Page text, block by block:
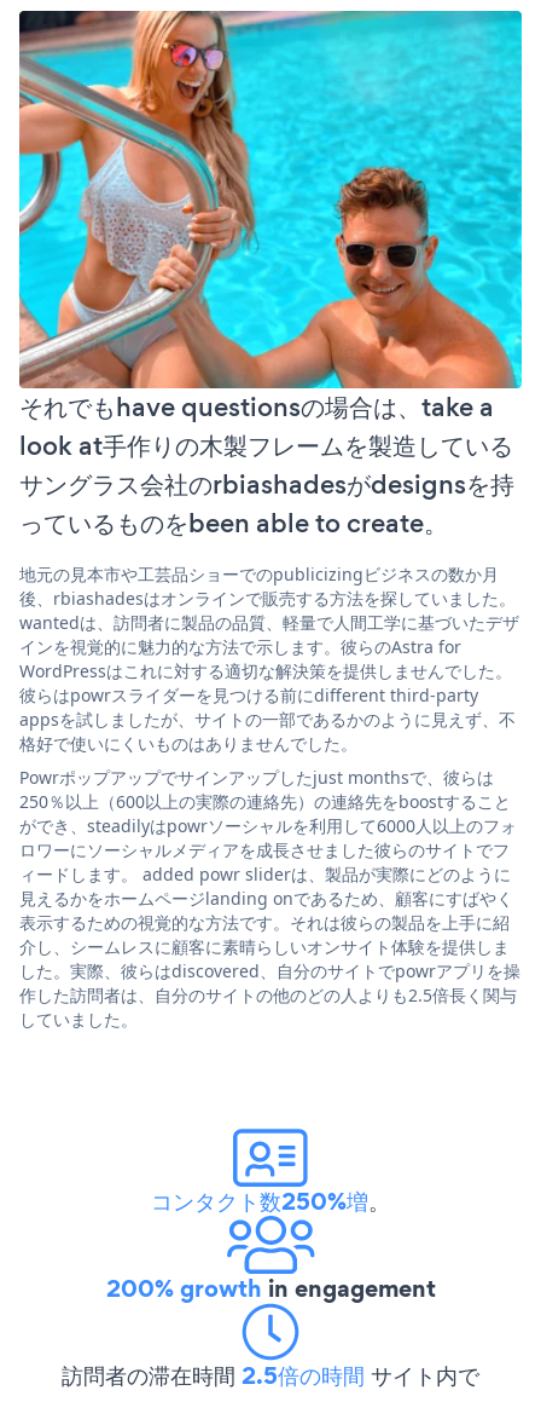
それでもhave questionsの場合は、take a
look at手作りの木製フレームを製造している
サングラス会社のrbiashadesがdesignsを持
っているものをbeen able to create。
地元の見本市や工芸品ショーでのpublicizingビジネスの数か月
後、rbiashadesはオンラインで販売する方法を探していました。
wantedは、訪問者に製品の品質、軽量で人間工学に基づいたデザ
インを視覚的に魅力的な方法で示します。彼らのAstra for
WordPressはこれに対する適切な解決策を提供しませんでした。
彼らはpowrスライダーを見つける前にdifferent third-party
appsを試しましたが、サイトの一部であるかのように見えず、不
格好で使いにくいものはありませんでした。
Powrポップアップでサインアップしたjust monthsで、彼らは
250％以上（600以上の実際の連絡先）の連絡先をboostすること
ができ、steadilyはpowrソーシャルを利用して6000人以上のフォ
ロワーにソーシャルメディアを成長させました彼らのサイトでフ
ィードします。 added powr sliderは、製品が実際にどのように
見えるかをホームページlanding onであるため、顧客にすばやく
表示するための視覚的な方法です。それは彼らの製品を上手に紹
介し、シームレスに顧客に素晴らしいオンサイト体験を提供しま
した。実際、彼らはdiscovered、自分のサイトでpowrアプリを操
作した訪問者は、自分のサイトの他のどの人よりも2.5倍長く関与
していました。
コンタクト数250%増。
200% growth in engagement
訪問者の滞在時間 2.5倍の時間 サイト内で